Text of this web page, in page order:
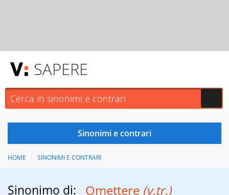
SAPERE
HOME SINONIMI E CONTRARI
Sinonimo di: Omettere (v.tr.)